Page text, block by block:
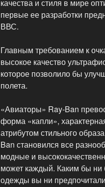
качества и стиля в мире
первые ее разработки
ВВС.
Главным требованием к
высокое качество
которое позволило бы
полета.
«Авиаторы» Ray-Ban
форма «капли»,
атрибутом стильного
Ban становился все
модные и
может каждый. Каким бы ни
одежды вы ни